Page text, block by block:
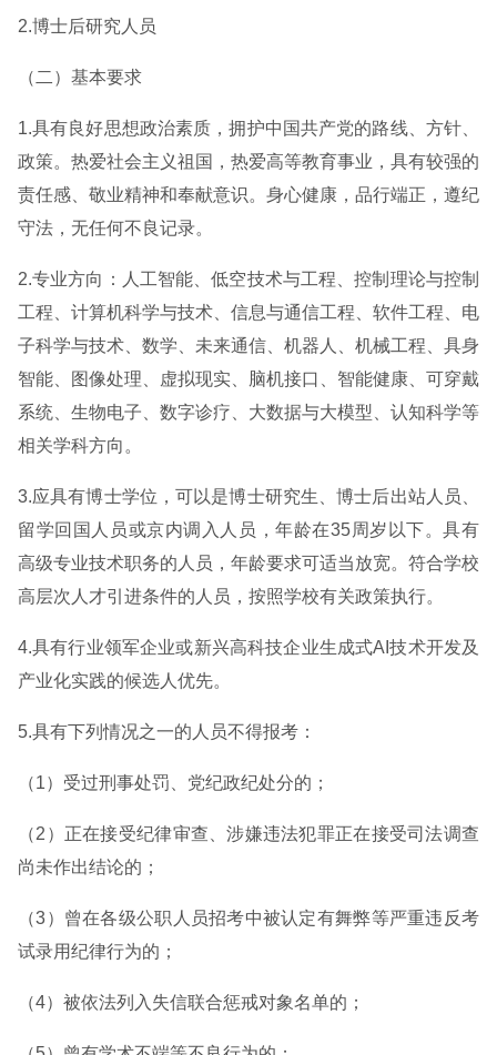
2.博士后研究人员
（二）基本要求
1.具有良好思想政治素质，拥护中国共产党的路线、方针、
政策。热爱社会主义祖国，热爱高等教育事业，具有较强的
责任感、敬业精神和奉献意识。身心健康，品行端正，遵纪
守法，无任何不良记录。
2.专业方向：人工智能、低空技术与工程、控制理论与控制
工程、计算机科学与技术、信息与通信工程、软件工程、电
子科学与技术、数学、未来通信、机器人、机械工程、具身
智能、图像处理、虚拟现实、脑机接口、智能健康、可穿戴
系统、生物电子、数字诊疗、大数据与大模型、认知科学等
相关学科方向。
3.应具有博士学位，可以是博士研究生、博士后出站人员、
留学回国人员或京内调入人员，年龄在35周岁以下。具有
高级专业技术职务的人员，年龄要求可适当放宽。符合学校
高层次人才引进条件的人员，按照学校有关政策执行。
4.具有行业领军企业或新兴高科技企业生成式AI技术开发及
产业化实践的候选人优先。
5.具有下列情况之一的人员不得报考：
（1）受过刑事处罚、党纪政纪处分的；
（2）正在接受纪律审查、涉嫌违法犯罪正在接受司法调查
尚未作出结论的；
（3）曾在各级公职人员招考中被认定有舞弊等严重违反考
试录用纪律行为的；
（4）被依法列入失信联合惩戒对象名单的；